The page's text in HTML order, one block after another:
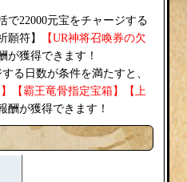
で22000元宝をチャージする
願符】
【UR神将召喚券の欠
が獲得できます！
る日数が条件を満たすと、
】【霸王竜骨指定宝箱】【上
酬が獲得できます！